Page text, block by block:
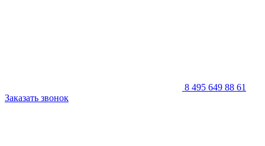
8 495 649 88 61
Заказать звонок